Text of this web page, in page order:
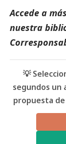
Accede a
nuestra
💡
segundos un
propuesta